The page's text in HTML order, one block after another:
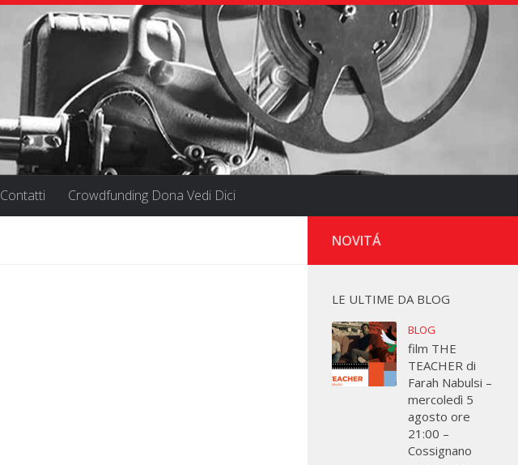
Contatti Crowdfunding Dona Vedi Dici
NOVITÁ
LE ULTIME DA BLOG
BLOG
film THE
TEACHER di
Farah Nabulsi –
mercoledì 5
agosto ore
21:00 –
Cossignano